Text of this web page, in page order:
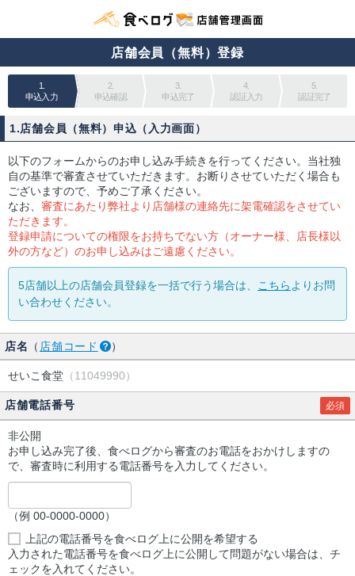
店舗会員（無料）登録
1.
申込入力
2.
申込確認
3.
申込完了
4.
認証入力
5.
認証完了
1.店舗会員（無料）申込（入力画面）
以下のフォームからのお申し込み手続きを行ってください。当社独
自の基準で審査させていただきます。お断りさせていただく場合も
ございますので、予めご了承ください。
なお、 審査にあたり弊社より店舗様の連絡先に架電確認をさせてい
ただきます。
登録申請についての権限をお持ちでない方（オーナー様、店長様以
外の方など）のお申し込みはご遠慮ください。
5店舗以上の店舗会員登録を一括で行う場合は、 こちら よりお問
い合わせください。
店名 （ 店舗コード ）
せいこ食堂 （11049990）
店舗電話番号 必須
非公開
お申し込み完了後、食べログから審査のお電話をおかけしますの
で、審査時に利用する電話番号を入力してください。
（例 00-0000-0000）
上記の電話番号を食べログ上に公開を希望する
入力された電話番号を食べログ上に公開して問題がない場合は、チ
ェックを入れてください。